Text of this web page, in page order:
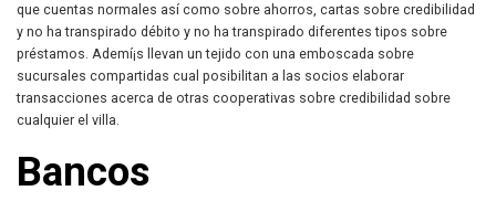
que cuentas normales así­ como sobre ahorros, cartas sobre credibilidad
y no ha transpirado débito y no ha transpirado diferentes tipos sobre
préstamos. Ademí¡s llevan un tejido con una emboscada sobre
sucursales compartidas cual posibilitan a las socios elaborar
transacciones acerca de otras cooperativas sobre credibilidad sobre
cualquier el villa.
Bancos